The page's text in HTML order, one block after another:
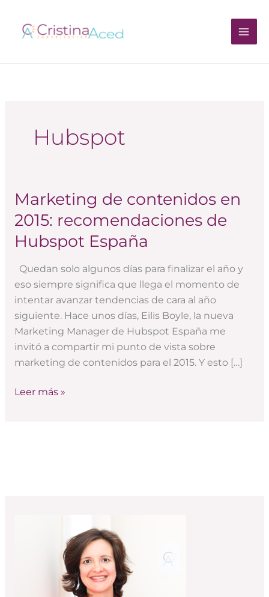
contenido
Hubspot
Marketing de contenidos en
2015: recomendaciones de
Hubspot España
Quedan solo algunos días para finalizar el año y
eso siempre significa que llega el momento de
intentar avanzar tendencias de cara al año
siguiente. Hace unos días, Eilis Boyle, la nueva
Marketing Manager de Hubspot España me
invitó a compartir mi punto de vista sobre
marketing de contenidos para el 2015. Y esto […]
Marketing
contenidos
en
recomendaciones
de
Hubspot
España
Leer más »